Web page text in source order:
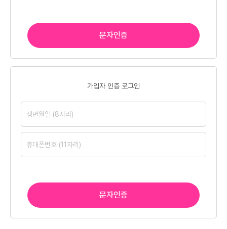
문자인증
가입자 인증 로그인
문자인증